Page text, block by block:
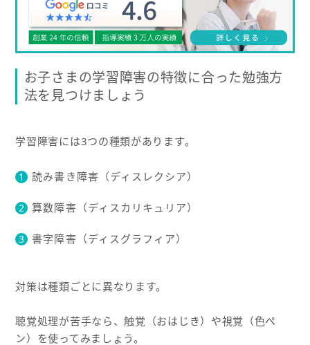
お子さまの学習障害の特徴に合った勉強方
法を見つけましょう
学習障害には3つの種類があります。
読み書き障害（ディスレクシア）
算数障害（ディスカリキュリア）
書字障害（ディスグラフィア）
対策は種類ごとに異なります。
聴覚処理が苦手なら、触覚（おはじき）や視覚（色ペ
ン）を使ってみましょう。